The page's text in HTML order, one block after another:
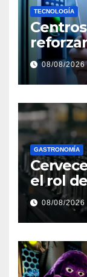
TECNOLOGÍA
el
08/08/2026
GASTRONOMÍA
el rol
motor
en
08/08/2026